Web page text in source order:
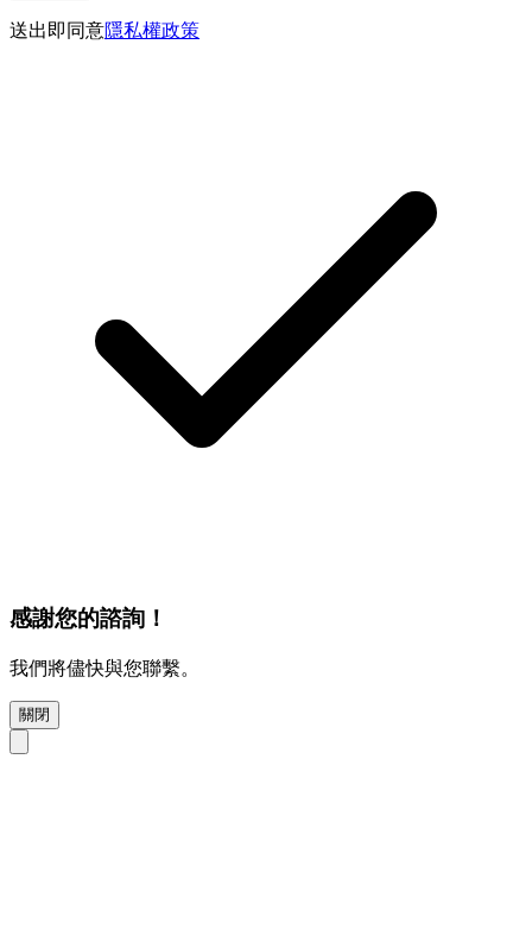
送出即同意隱私權政策
感謝您的諮詢！
我們將儘快與您聯繫。
關閉